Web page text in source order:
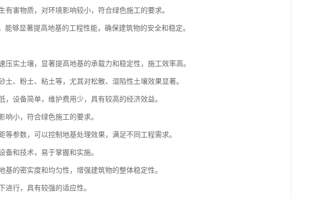
害物质，对环境影响较小，符合绿色施工的要求。
够显著提高地基的工程性能，确保建筑物的安全和稳定。
实土壤，显著提高地基的承载力和稳定性，施工效率高。
、粉土、粘土等，尤其对松散、湿陷性土壤效果显著。
设备简单，维护费用少，具有较高的经济效益。
小，符合绿色施工的要求。
参数，可以控制地基处理效果，满足不同工程需求。
和技术，易于掌握和实施。
的密实度和均匀性，增强建筑物的整体稳定性。
进行，具有较强的适应性。